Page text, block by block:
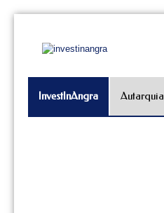
InvestInAngra Autarquia